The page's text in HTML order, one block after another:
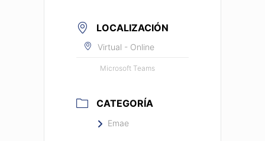
LOCALIZACIÓN
Virtual - Online
Microsoft Teams
CATEGORÍA
Emae